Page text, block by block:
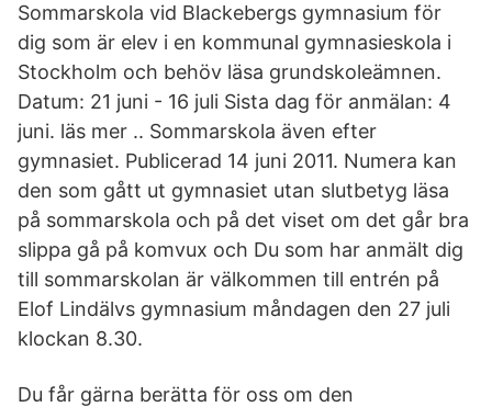
Sommarskola vid Blackebergs gymnasium för
dig som är elev i en kommunal gymnasieskola i
Stockholm och behöv läsa grundskoleämnen.
Datum: 21 juni - 16 juli Sista dag för anmälan: 4
juni. läs mer .. Sommarskola även efter
gymnasiet. Publicerad 14 juni 2011. Numera kan
den som gått ut gymnasiet utan slutbetyg läsa
på sommarskola och på det viset om det går bra
slippa gå på komvux och Du som har anmält dig
till sommarskolan är välkommen till entrén på
Elof Lindälvs gymnasium måndagen den 27 juli
klockan 8.30.
Du får gärna berätta för oss om den